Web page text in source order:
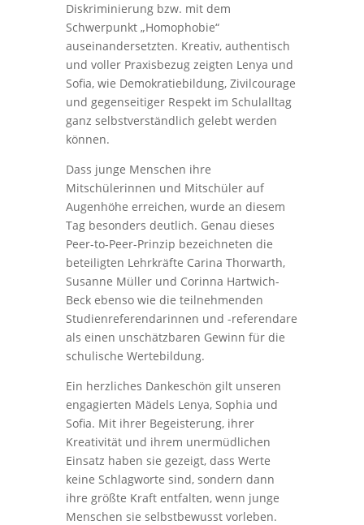
Diskriminierung bzw. mit dem
Schwerpunkt „Homophobie“
auseinandersetzten. Kreativ, authentisch
und voller Praxisbezug zeigten Lenya und
Sofia, wie Demokratiebildung, Zivilcourage
und gegenseitiger Respekt im Schulalltag
ganz selbstverständlich gelebt werden
können.
Dass junge Menschen ihre
Mitschülerinnen und Mitschüler auf
Augenhöhe erreichen, wurde an diesem
Tag besonders deutlich. Genau dieses
Peer-to-Peer-Prinzip bezeichneten die
beteiligten Lehrkräfte Carina Thorwarth,
Susanne Müller und Corinna Hartwich-
Beck ebenso wie die teilnehmenden
Studienreferendarinnen und -referendare
als einen unschätzbaren Gewinn für die
schulische Wertebildung.
Ein herzliches Dankeschön gilt unseren
engagierten Mädels Lenya, Sophia und
Sofia. Mit ihrer Begeisterung, ihrer
Kreativität und ihrem unermüdlichen
Einsatz haben sie gezeigt, dass Werte
keine Schlagworte sind, sondern dann
ihre größte Kraft entfalten, wenn junge
Menschen sie selbstbewusst vorleben.